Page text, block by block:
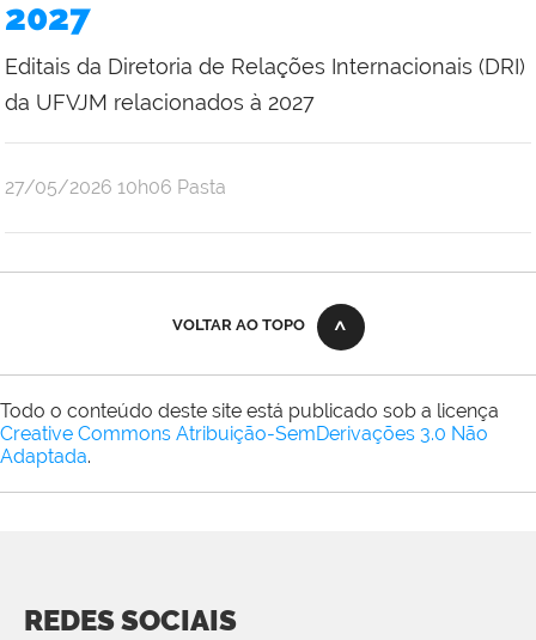
2027
Editais da Diretoria de Relações Internacionais (DRI)
da UFVJM relacionados à 2027
publicado
27/05/2026 10h06 Pasta
VOLTAR AO TOPO
Todo o conteúdo deste site está publicado sob a licença
Creative Commons Atribuição-SemDerivações 3.0 Não
Adaptada.
REDES SOCIAIS